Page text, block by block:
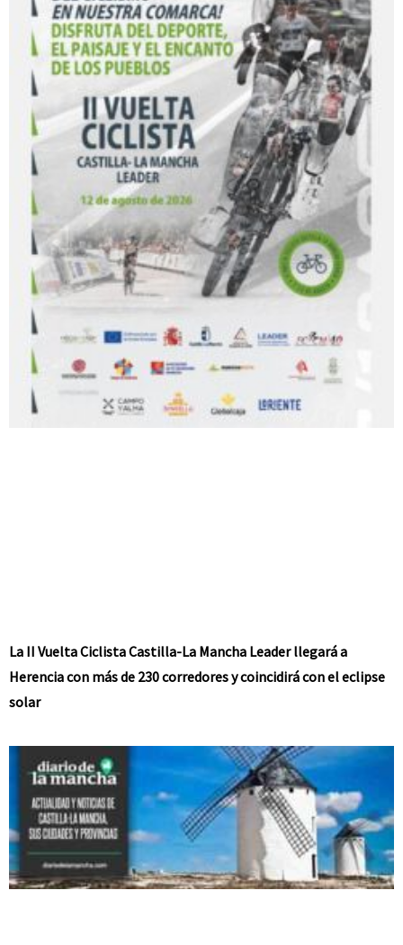
La II Vuelta Ciclista Castilla-La Mancha Leader llegará a
Herencia con más de 230 corredores y coincidirá con el eclipse
solar